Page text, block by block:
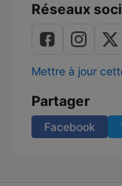
Réseaux
Mettre à jour
Partager
Facebook